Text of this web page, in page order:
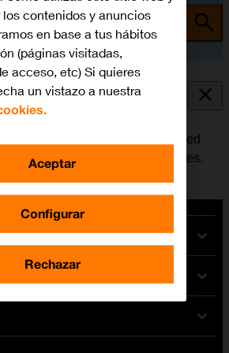
o tema
pueden utilizar servicios de la red
llamadas, SMS y datos móviles.
los contenidos y anuncios
en base a tus hábitos
(páginas visitadas,
acceso, etc) Si quieres
un vistazo a nuestra
Configurar
Rechazar
Aceptar